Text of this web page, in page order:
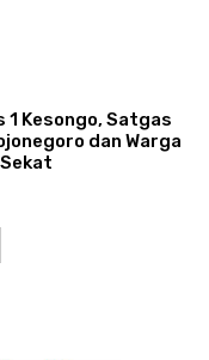
1 Kesongo, Satgas
dan Warga